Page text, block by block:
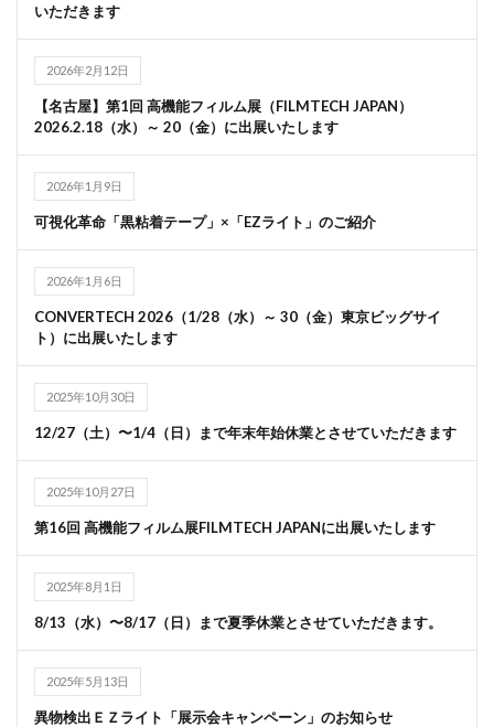
いただきます
2026年2月12日
【名古屋】第1回 高機能フィルム展（FILMTECH JAPAN）
2026.2.18（水）～ 20（金）に出展いたします
2026年1月9日
可視化革命「黒粘着テープ」×「EZライト」のご紹介
2026年1月6日
CONVERTECH 2026（1/28（水）～ 30（金）東京ビッグサイ
ト）に出展いたします
2025年10月30日
12/27（土）〜1/4（日）まで年末年始休業とさせていただきます
2025年10月27日
第16回 高機能フィルム展FILMTECH JAPANに出展いたします
2025年8月1日
8/13（水）〜8/17（日）まで夏季休業とさせていただきます。
2025年5月13日
異物検出ＥＺライト「展示会キャンペーン」のお知らせ